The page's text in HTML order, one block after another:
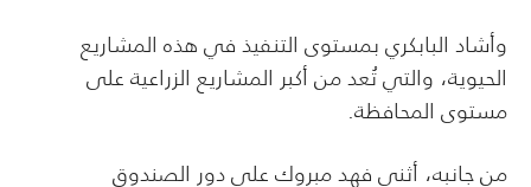
وأشاد البابكري بمستوى التنفيذ في هذه المشاريع
الحيوية، والتي تُعد من أكبر المشاريع الزراعية على
مستوى المحافظة.
من جانبه، أثنى فهد مبروك على دور الصندوق